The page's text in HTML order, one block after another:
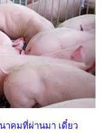
าคมที่ผ่านมา เดี๋ยว